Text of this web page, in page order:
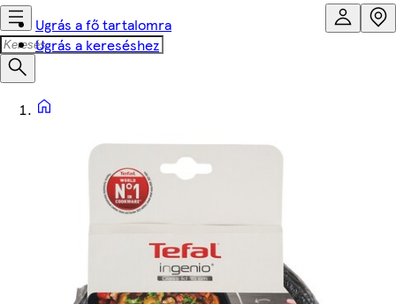
Ugrás a fő tartalomra
Ugrás a kereséshez